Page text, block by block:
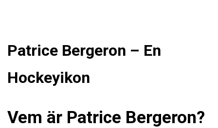
Patrice Bergeron – En
Hockeyikon
Vem är Patrice Bergeron?